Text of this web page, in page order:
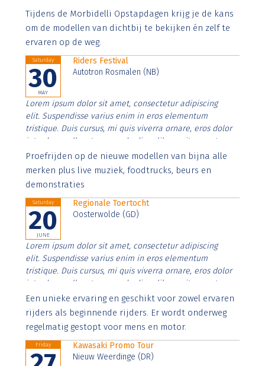
Aenean faucibus nibh et justo cursus id rutrum lorem
imperdiet. Nunc ut sem vitae risus tristique posuere.
Tijdens de Morbidelli Opstapdagen krijg je de kans
om de modellen van dichtbij te bekijken én zelf te
ervaren op de weg.
Saturday
30
MAY
Riders Festival
Autotron Rosmalen (NB)
Lorem ipsum dolor sit amet, consectetur adipiscing
elit. Suspendisse varius enim in eros elementum
tristique. Duis cursus, mi quis viverra ornare, eros dolor
interdum nulla, ut commodo diam libero vitae erat.
Aenean faucibus nibh et justo cursus id rutrum lorem
imperdiet. Nunc ut sem vitae risus tristique posuere.
Proefrijden op de nieuwe modellen van bijna alle
merken plus live muziek, foodtrucks, beurs en
demonstraties
Saturday
20
JUNE
Regionale Toertocht
Oosterwolde (GD)
Lorem ipsum dolor sit amet, consectetur adipiscing
elit. Suspendisse varius enim in eros elementum
tristique. Duis cursus, mi quis viverra ornare, eros dolor
interdum nulla, ut commodo diam libero vitae erat.
Aenean faucibus nibh et justo cursus id rutrum lorem
imperdiet. Nunc ut sem vitae risus tristique posuere.
Een unieke ervaring en geschikt voor zowel ervaren
rijders als beginnende rijders. Er wordt onderweg
regelmatig gestopt voor mens en motor.
Friday
Kawasaki Promo Tour
Nieuw Weerdinge (DR)